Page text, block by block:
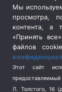
Сельское
Социальная
Спецоперация
Спецоперация
Спорт (740)
Терроризм (1)
Мы
просмотра,
контента, а
«Принять
файлов
Этот сайт
Л. Толстого, 16